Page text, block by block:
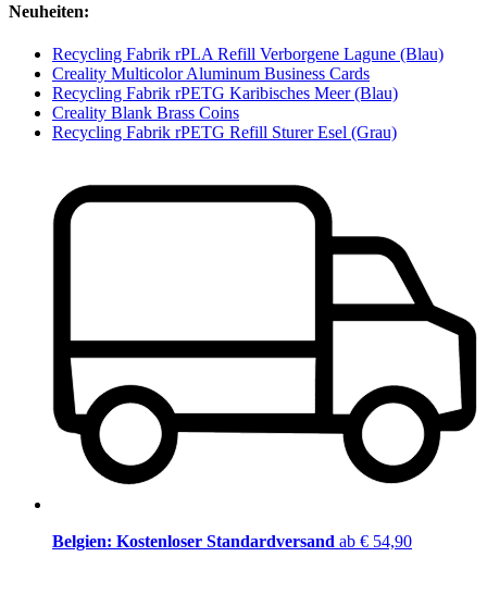
Neuheiten:
Recycling Fabrik rPLA Refill Verborgene Lagune (Blau)
Creality Multicolor Aluminum Business Cards
Recycling Fabrik rPETG Karibisches Meer (Blau)
Creality Blank Brass Coins
Recycling Fabrik rPETG Refill Sturer Esel (Grau)
Belgien: Kostenloser Standardversand ab € 54,90